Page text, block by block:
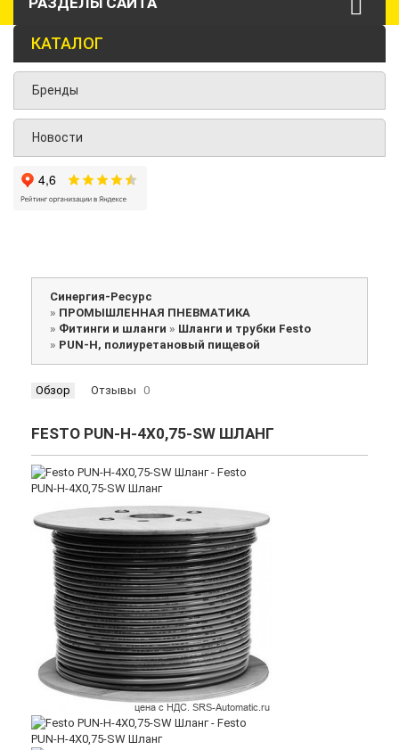
КАТАЛОГ
Бренды
Новости
Синергия-Ресурс
» ПРОМЫШЛЕННАЯ ПНЕВМАТИКА
» Фитинги и шланги » Шланги и трубки Festo
» PUN-H, полиуретановый пищевой
Обзор Отзывы 0
FESTO PUN-H-4X0,75-SW ШЛАНГ